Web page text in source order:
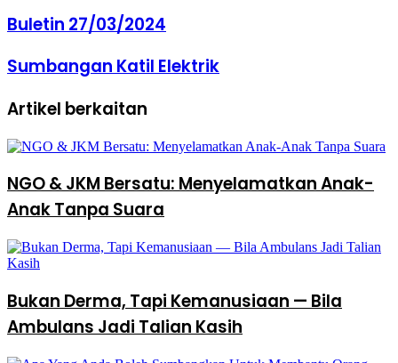
Buletin 27/03/2024
Sumbangan Katil Elektrik
Artikel berkaitan
NGO & JKM Bersatu: Menyelamatkan Anak-
Anak Tanpa Suara
Bukan Derma, Tapi Kemanusiaan — Bila
Ambulans Jadi Talian Kasih